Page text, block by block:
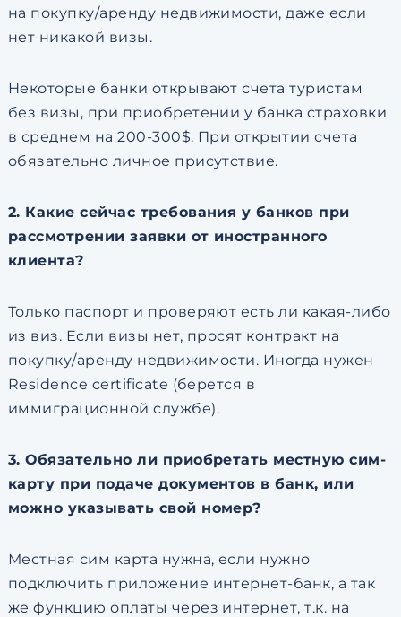
на покупку/аренду недвижимости, даже если
нет никакой визы.
Некоторые банки открывают счета туристам
без визы, при приобретении у банка страховки
в среднем на 200-300$. При открытии счета
обязательно личное присутствие.
2. Какие сейчас требования у банков при
рассмотрении заявки от иностранного
клиента?
Только паспорт и проверяют есть ли какая-либо
из виз. Если визы нет, просят контракт на
покупку/аренду недвижимости. Иногда нужен
Residence certificate (берется в
иммиграционной службе).
3. Обязательно ли приобретать местную сим-
карту при подаче документов в банк, или
можно указывать свой номер?
Местная сим карта нужна, если нужно
подключить приложение интернет-банк, а так
же функцию оплаты через интернет, т.к. на